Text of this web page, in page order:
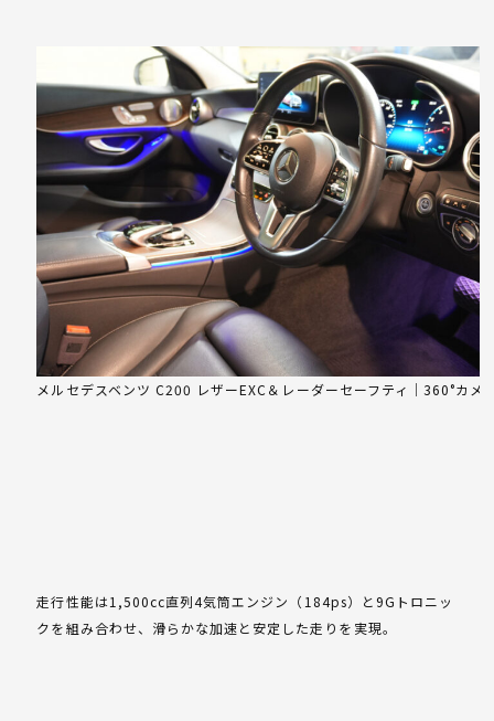
メルセデスベンツ C200 レザーEXC＆レーダーセーフティ｜360°カメ
走行性能は1,500cc直列4気筒エンジン（184ps）と9Gトロニッ
クを組み合わせ、滑らかな加速と安定した走りを実現。